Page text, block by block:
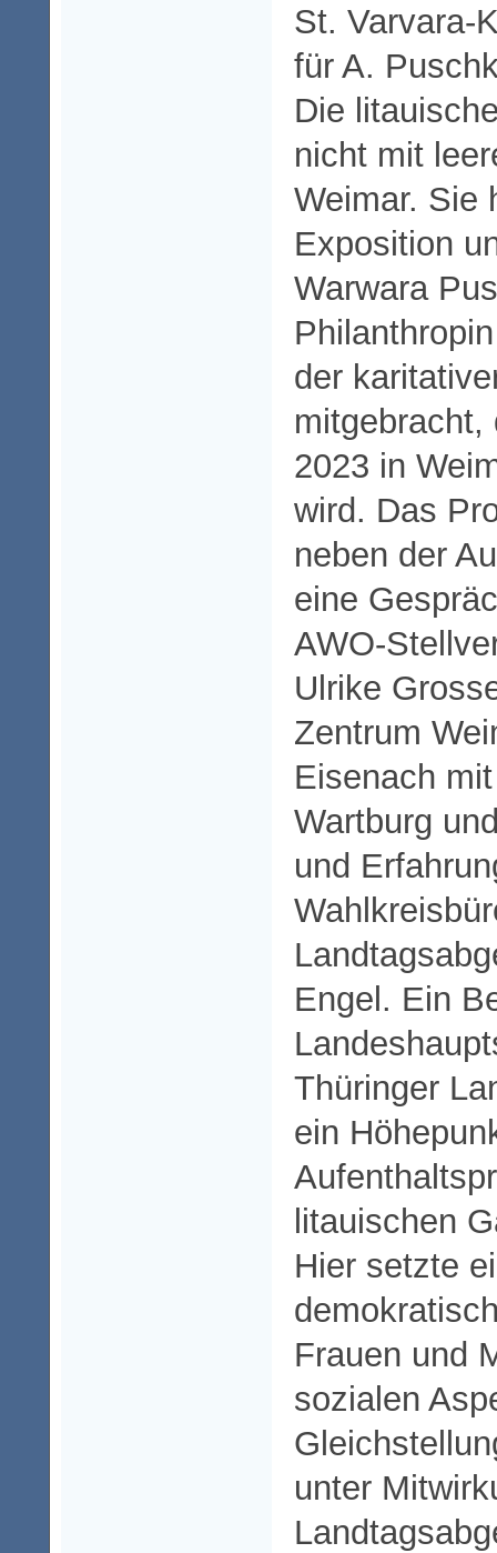
St. Varvara-
für A.
Die
nicht mit
Weimar. Sie
Exposition
Warwara
der
mitgebracht,
2023 in
wird. Das
neben der
eine
AWO-
Ulrike
Zentrum
Eisenach
Wartburg
und
Engel. Ein
Thüringer
ein
litauischen
Hier setzte
Frauen und
sozialen
unter